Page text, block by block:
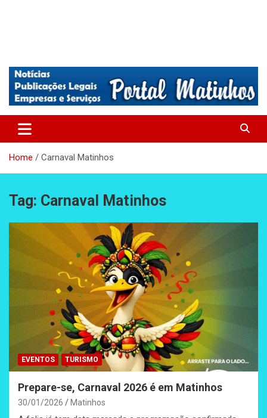
Matinhos – Praia de Matinhos
Home Carnaval Matinhos
Tag: Carnaval Matinhos
EVENTOS TURISMO
Prepare-se, Carnaval 2026 é em Matinhos
30/01/2026 Matinhos